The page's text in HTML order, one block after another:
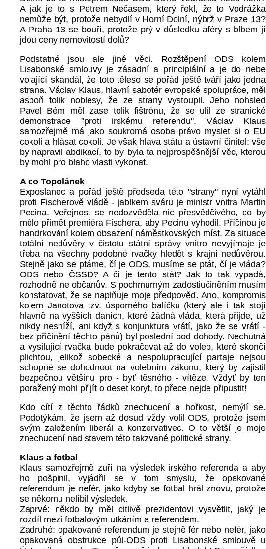
A jak je to s Petrem Nečasem, který řekl, že to Vodrážka
nemůže být, protože nebydlí v Horní Dolní, nýbrž v Praze 13?
A Praha 13 se bouří, protože prý v důsledku aféry s blbem jí
jdou ceny nemovitostí dolů?
Podstatné jsou ale jiné věci. Rozštěpení ODS kolem
Lisabonské smlouvy je zásadní a principiální a je do nebe
volající skandál, že toto těleso se pořád ještě tváří jako jedna
strana. Václav Klaus, hlavní sabotér evropské spolupráce, měl
aspoň tolik noblesy, že ze strany vystoupil. Jeho nohsled
Pavel Bém měl zase tolik fištrónu, že se ulil ze stranické
demonstrace "proti irskému referendu". Václav Klaus
samozřejmě má jako soukromá osoba právo myslet si o EU
cokoli a hlásat cokoli. Je však hlava státu a ústavní činitel: vše
by napravil abdikací, to by byla ta nejprospěšnější věc, kterou
by mohl pro blaho vlasti vykonat.
A co Topolánek
Exposlanec a pořád ještě předseda této "strany" nyní vytáhl
proti Fischerově vládě - jablkem sváru je ministr vnitra Martin
Pecina. Veřejnost se nedozvěděla nic přesvědčivého, co by
mělo přimět premiéra Fischera, aby Pecinu vyhodil. Příčinou je
handrkování kolem obsazení náměstkovských míst. Za situace
totální nedůvěry v čistotu státní správy vnitro nevyjímaje je
třeba na všechny podobné rvačky hledět s krajní nedůvěrou.
Stejně jako se ptáme, čí je ODS, musíme se ptát, čí je vláda?
ODS nebo ČSSD? A čí je tento stát? Jak to tak vypadá,
rozhodně ne občanův. S pochmurným zadostiučiněním musím
konstatovat, že se naplňuje moje předpověď. Ano, kompromis
kolem Janotova tzv. úsporného balíčku (který ale i tak stojí
hlavně na vyšších daních, které žádná vláda, která přijde, už
nikdy nesníží, ani když s konjunktura vrátí, jako že se vrátí -
bez přičinění těchto pánů) byl poslední bod dohody. Nechutná
a vysilující rvačka bude pokračovat až do voleb, které skončí
plichtou, jelikož sobecké a nespolupracující partaje nejsou
schopné se dohodnout na volebním zákonu, který by zajistil
bezpečnou většinu pro - byť těsného - vítěze. Vždyť by ten
poražený mohl přijít o deset koryt, to přece nejde připustit!
Kdo cítí z těchto řádků znechucení a hořkost, nemýlí se.
Podotýkám, že jsem až dosud vždy volil ODS, protože jsem
svým založením liberál a konzervativec. O to větší je moje
znechucení nad stavem této takzvané politické strany.
Klaus a fotbal
Klaus samozřejmě zuří na výsledek irského referenda a aby
ho pošpinil, vyjádřil se v tom smyslu, že opakované
referendum je nefér, jako kdyby se fotbal hrál znovu, protože
se někomu nelíbil výsledek.
Zaprvé: někdo by měl citlivě prezidentovi vysvětlit, jaký je
rozdíl mezi fotbalovým utkáním a referendem.
Zadruhé: opakované referendum je stejně fér nebo nefér, jako
opakovaná obstrukce půl-ODS proti Lisabonské smlouvě u